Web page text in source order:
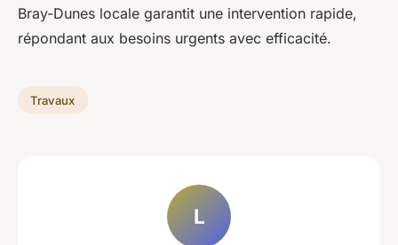
Bray-Dunes locale garantit une intervention rapide,
répondant aux besoins urgents avec efficacité.
Travaux
L